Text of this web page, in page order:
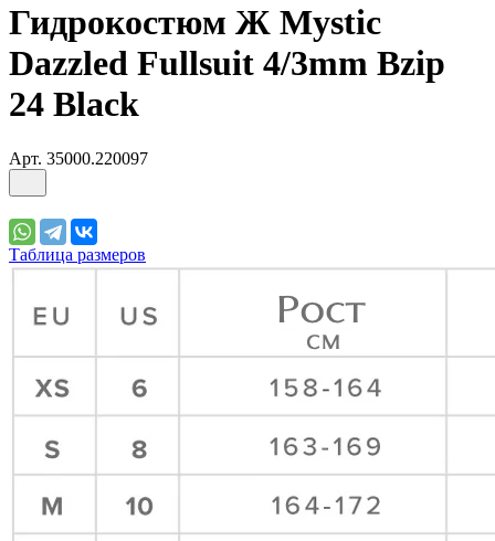
Гидрокостюм Ж Mystic
Dazzled Fullsuit 4/3mm Bzip
24 Black
Арт. 35000.220097
Таблица размеров